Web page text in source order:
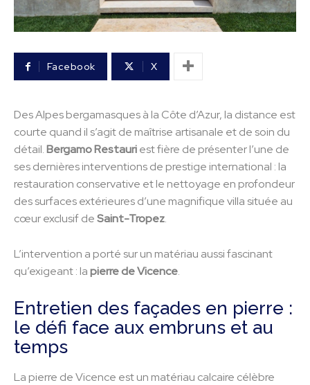
Facebook X
Des Alpes bergamasques à la Côte d’Azur, la distance est
courte quand il s’agit de maîtrise artisanale et de soin du
détail.Bergamo Restauriest fière de présenter l’une de
ses dernières interventions de prestige international : la
restauration conservative et le nettoyage en profondeur
des surfaces extérieures d’une magnifique villa située au
cœur exclusif deSaint-Tropez.
L’intervention a porté sur un matériau aussi fascinant
qu’exigeant : lapierre de Vicence.
Entretien des façades en pierre :
le défi face aux embruns et au
temps
La pierre de Vicence est un matériau calcaire célèbre